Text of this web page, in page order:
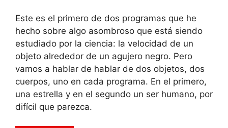
Este es el primero de dos programas que he
hecho sobre algo asombroso que está siendo
estudiado por la ciencia: la velocidad de un
objeto alrededor de un agujero negro. Pero
vamos a hablar de hablar de dos objetos, dos
cuerpos, uno en cada programa. En el primero,
una estrella y en el segundo un ser humano, por
difícil que parezca.